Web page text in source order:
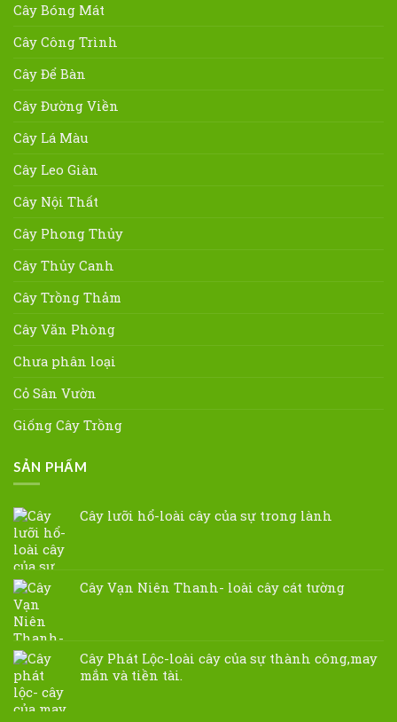
Cây Bóng Mát
Cây Công Trình
Cây Để Bàn
Cây Đường Viền
Cây Lá Màu
Cây Leo Giàn
Cây Nội Thất
Cây Phong Thủy
Cây Thủy Canh
Cây Trồng Thảm
Cây Văn Phòng
Chưa phân loại
Cỏ Sân Vườn
Giống Cây Trồng
SẢN PHẨM
Cây lưỡi hổ-loài cây của sự trong lành
Cây Vạn Niên Thanh- loài cây cát tường
Cây Phát Lộc-loài cây của sự thành công,may
mắn và tiền tài.